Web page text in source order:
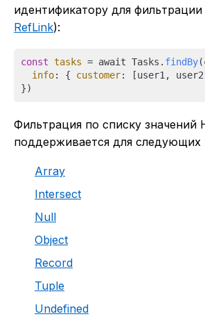
идентификатору для фильтрации
RefLink):
const tasks = await Tasks. findBy
info: { customer: [user1,
Фильтрация по списку значений
поддерживается для следующих
Array
Intersect
Null
Object
Record
Tuple
Undefined